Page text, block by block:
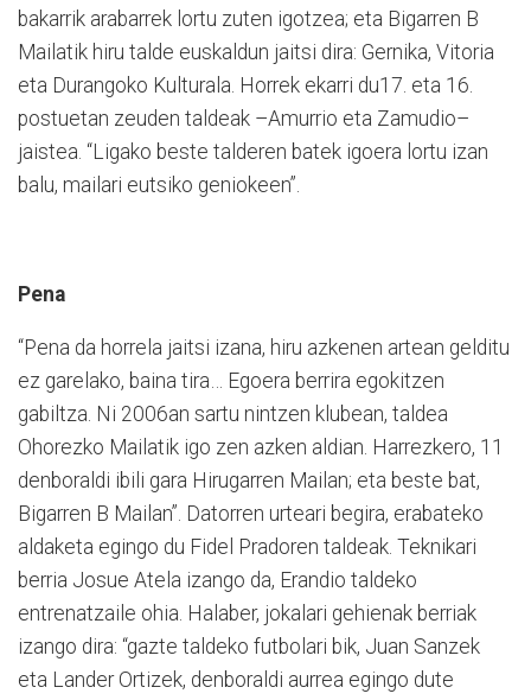
bakarrik arabarrek lortu zuten igotzea; eta Bigarren B
Mailatik hiru talde euskaldun jaitsi dira: Gernika, Vitoria
eta Durangoko Kulturala. Horrek ekarri du17. eta 16.
postuetan zeuden taldeak –Amurrio eta Zamudio–
jaistea. “Ligako beste talderen batek igoera lortu izan
balu, mailari eutsiko geniokeen”.
Pena
“Pena da horrela jaitsi izana, hiru azkenen artean gelditu
ez garelako, baina tira… Egoera berrira egokitzen
gabiltza. Ni 2006an sartu nintzen klubean, taldea
Ohorezko Mailatik igo zen azken aldian. Harrezkero, 11
denboraldi ibili gara Hirugarren Mailan; eta beste bat,
Bigarren B Mailan”. Datorren urteari begira, erabateko
aldaketa egingo du Fidel Pradoren taldeak. Teknikari
berria Josue Atela izango da, Erandio taldeko
entrenatzaile ohia. Halaber, jokalari gehienak berriak
izango dira: “gazte taldeko futbolari bik, Juan Sanzek
eta Lander Ortizek, denboraldi aurrea egingo dute